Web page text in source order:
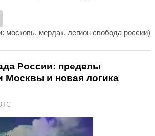
московь, мердак, легион свобода россии)
России: пределы
Москвы и новая логика